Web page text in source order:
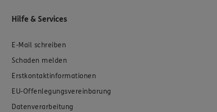
Hilfe & Services
E-Mail schreiben
Schaden melden
Erstkontaktinformationen
EU-Offenlegungsvereinbarung
Datenverarbeitung